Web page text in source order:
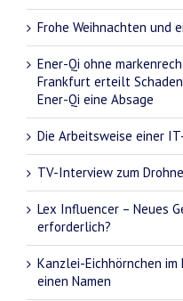
Frohe Weihnachten und
Ener-Qi ohne
Frankfurt erteilt
Ener-Qi eine Absage
Die Arbeitsweise einer
TV-Interview zum
Lex Influencer – Neues
erforderlich?
Kanzlei-Eichhörnchen
einen Namen